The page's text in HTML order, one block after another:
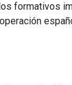
formativos